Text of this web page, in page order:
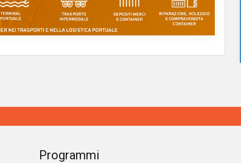
Programmi